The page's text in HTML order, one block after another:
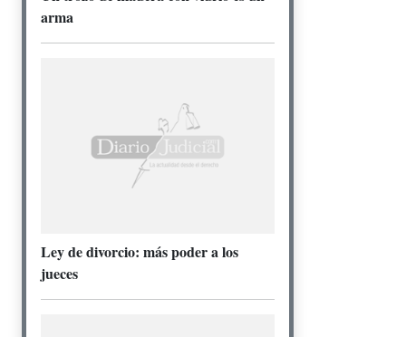
arma
Ley de divorcio: más poder a los
jueces